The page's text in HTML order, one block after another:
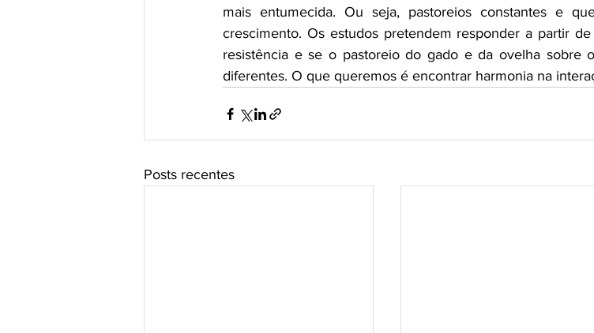
mais entumecida. Ou seja, pastoreios constantes e
crescimento. Os estudos pretendem responder a partir
resistência e se o pastoreio do gado e da ovelha sobre
diferentes. O que queremos é encontrar harmonia na
Posts recentes